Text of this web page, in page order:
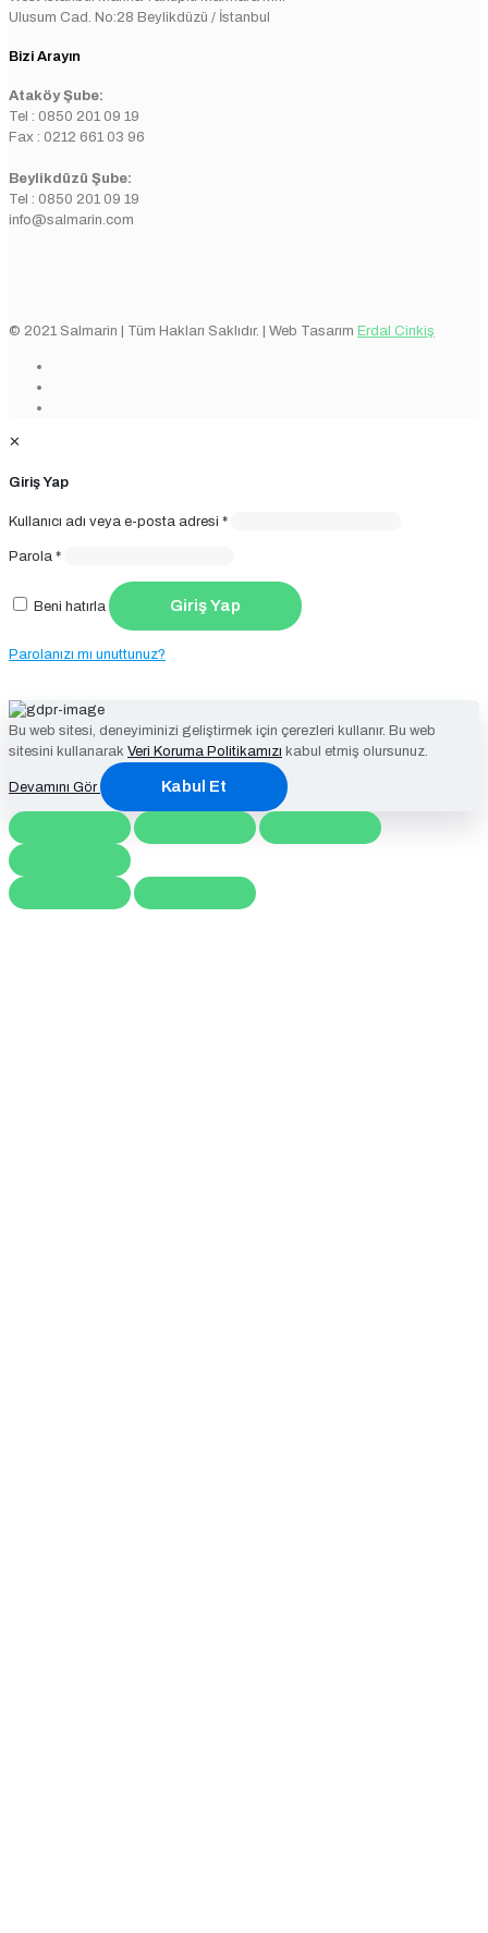
Ulusum Cad. No:28 Beylikdüzü / İstanbul
Bizi Arayın
Ataköy Şube:
Tel : 0850 201 09 19
Fax : 0212 661 03 96
Beylikdüzü Şube:
Tel : 0850 201 09 19
info@salmarin.com
© 2021 Salmarin | Tüm Hakları Saklıdır. | Web Tasarım Erdal Cinkiş
✕
Giriş Yap
Kullanıcı adı veya e-posta adresi *Gerekli
Parola *Gerekli
Beni hatırla Giriş Yap
Parolanızı mı unuttunuz?
Bu web sitesi, deneyiminizi geliştirmek için çerezleri kullanır. Bu web
sitesini kullanarak Veri Koruma Politikamızı kabul etmiş olursunuz.
Devamını Gör Kabul Et